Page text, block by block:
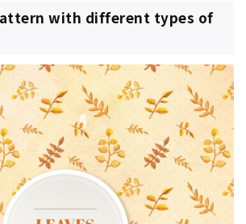
with different types of